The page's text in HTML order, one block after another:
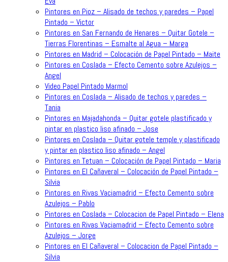
Pintores en Pioz – Alisado de techos y paredes – Papel
Pintado – Victor
Pintores en San Fernando de Henares – Quitar Gotele –
Tierras Florentinas – Esmalte al Agua – Marga
Pintores en Madrid – Colocación de Papel Pintado – Maite
Pintores en Coslada – Efecto Cemento sobre Azulejos –
Angel
Video Papel Pintado Marmol
Pintores en Coslada – Alisado de techos y paredes –
Tania
Pintores en Majadahonda – Quitar gotele plastificado y
pintar en plastico liso afinado – Jose
Pintores en Coslada – Quitar gotele temple y plastificado
y pintar en plastico liso afinado – Angel
Pintores en Tetuan – Colocación de Papel Pintado – Maria
Pintores en El Cañaveral – Colocación de Papel Pintado –
Silvia
Pintores en Rivas Vaciamadrid – Efecto Cemento sobre
Azulejos – Pablo
Pintores en Coslada – Colocacion de Papel Pintado – Elena
Pintores en Rivas Vaciamadrid – Efecto Cemento sobre
Azulejos – Jorge
Pintores en El Cañaveral – Colocacion de Papel Pintado –
Silvia